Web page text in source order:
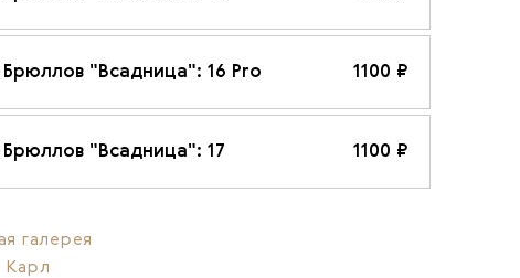
"Всадница": 16 Pro 1100 ₽
"Всадница": 17 1100 ₽
галерея
Карл